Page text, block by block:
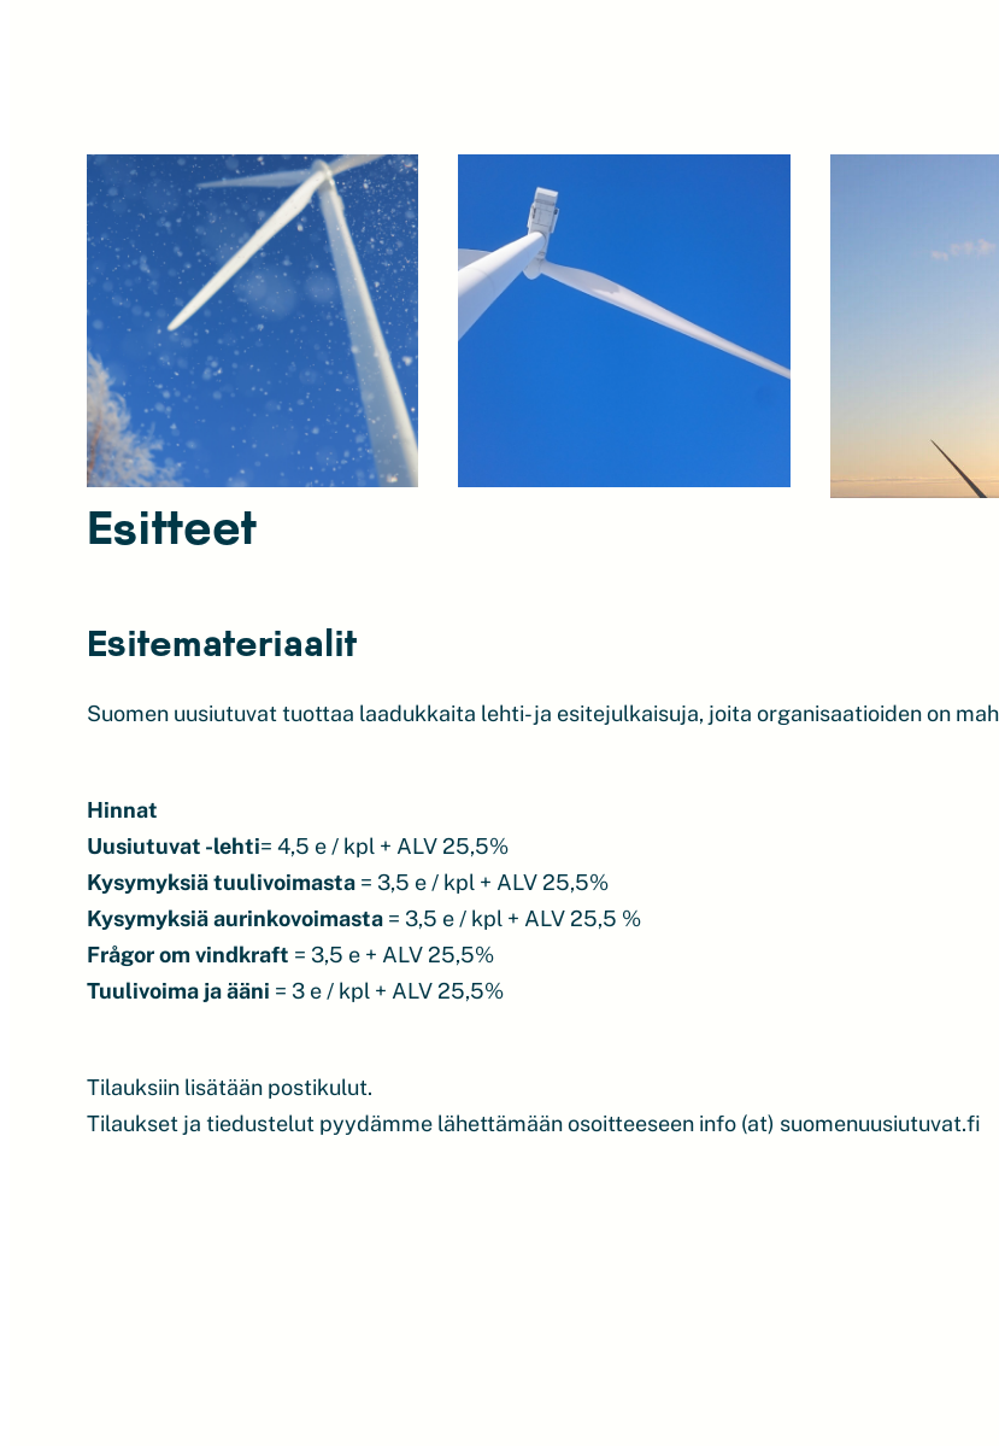
Esitteet
Esitemateriaalit
Suomen uusiutuvat tuottaa laadukkaita lehti- ja esitejulkaisuja, joita organisaatioiden on
Hinnat
Uusiutuvat -lehti= 4,5 e / kpl + ALV 25,5%
Kysymyksiä tuulivoimasta = 3,5 e / kpl + ALV 25,5%
Kysymyksiä aurinkovoimasta = 3,5 e / kpl + ALV 25,5 %
Frågor om vindkraft = 3,5 e + ALV 25,5%
Tuulivoima ja ääni = 3 e / kpl + ALV 25,5%
Tilauksiin lisätään postikulut.
Tilaukset ja tiedustelut pyydämme lähettämään osoitteeseen info (at) suomenuusiutuvat.fi